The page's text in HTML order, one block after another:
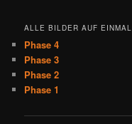
ALLE BILDER AUF EINMAL
Phase 4
Phase 3
Phase 2
Phase 1